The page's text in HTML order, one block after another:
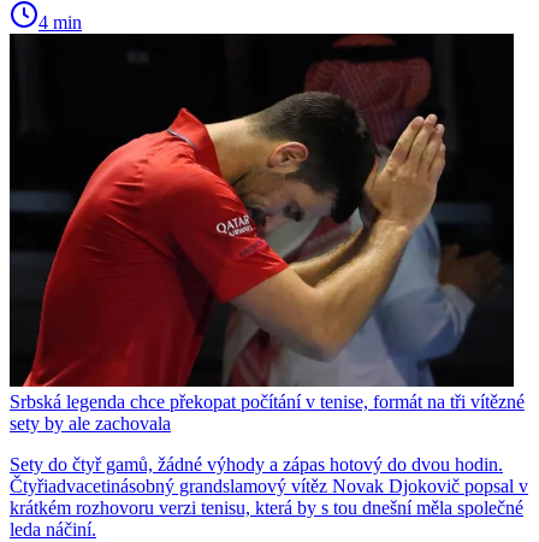
4 min
Srbská legenda chce překopat počítání v tenise, formát na tři vítězné
sety by ale zachovala
Sety do čtyř gamů, žádné výhody a zápas hotový do dvou hodin.
Čtyřiadvacetinásobný grandslamový vítěz Novak Djokovič popsal v
krátkém rozhovoru verzi tenisu, která by s tou dnešní měla společné
leda náčiní.